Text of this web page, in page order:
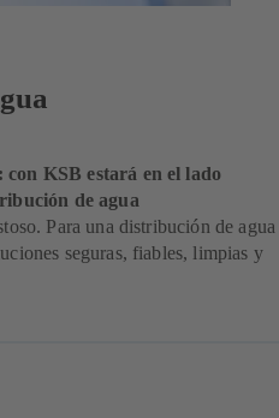
con KSB estará en el lado
de agua
Para una distribución de agua
seguras, fiables, limpias y